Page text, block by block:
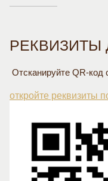
РЕКВИЗИТЫ
Отсканируйте QR-
откройте реквизиты